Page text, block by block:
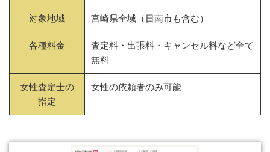
対象地域 宮崎県全域（日南市も含む）
各種料金
査定料・出張料・キャンセル料など全て
無料
女性査定士の
指定
女性の依頼者のみ可能